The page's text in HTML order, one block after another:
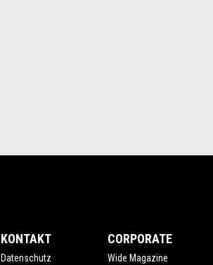
KONTAKT
Datenschutz
CORPORATE
Wide Magazine